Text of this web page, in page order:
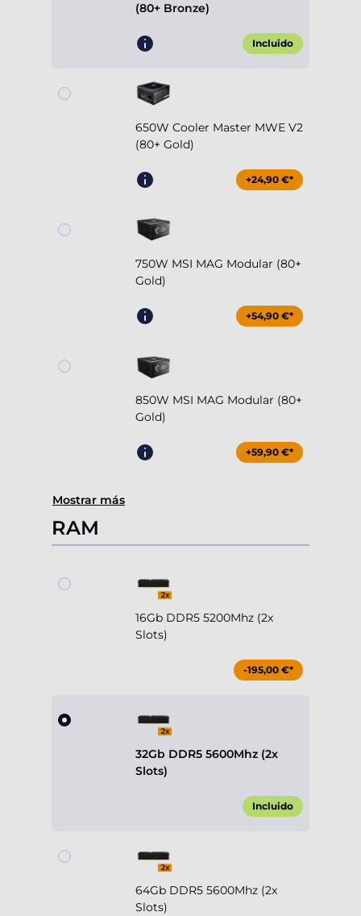
(80+ Bronze)
Incluido
650W Cooler Master MWE V2
(80+ Gold)
+24,90 €*
750W MSI MAG Modular (80+
Gold)
+54,90 €*
850W MSI MAG Modular (80+
Gold)
+59,90 €*
Mostrar más
RAM
16Gb DDR5 5200Mhz (2x
Slots)
-195,00 €*
32Gb DDR5 5600Mhz (2x
Slots)
Incluido
64Gb DDR5 5600Mhz (2x
Slots)